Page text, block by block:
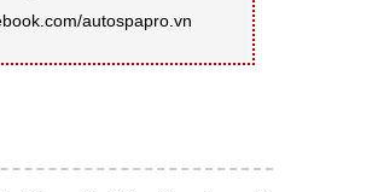
autospapro.vn